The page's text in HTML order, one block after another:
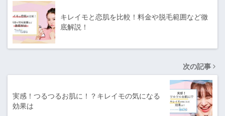
キレイモと恋肌を比較！料金や脱毛範囲など徹
底解説！
次の記事
実感！つるつるお肌に！？キレイモの気になる
効果は